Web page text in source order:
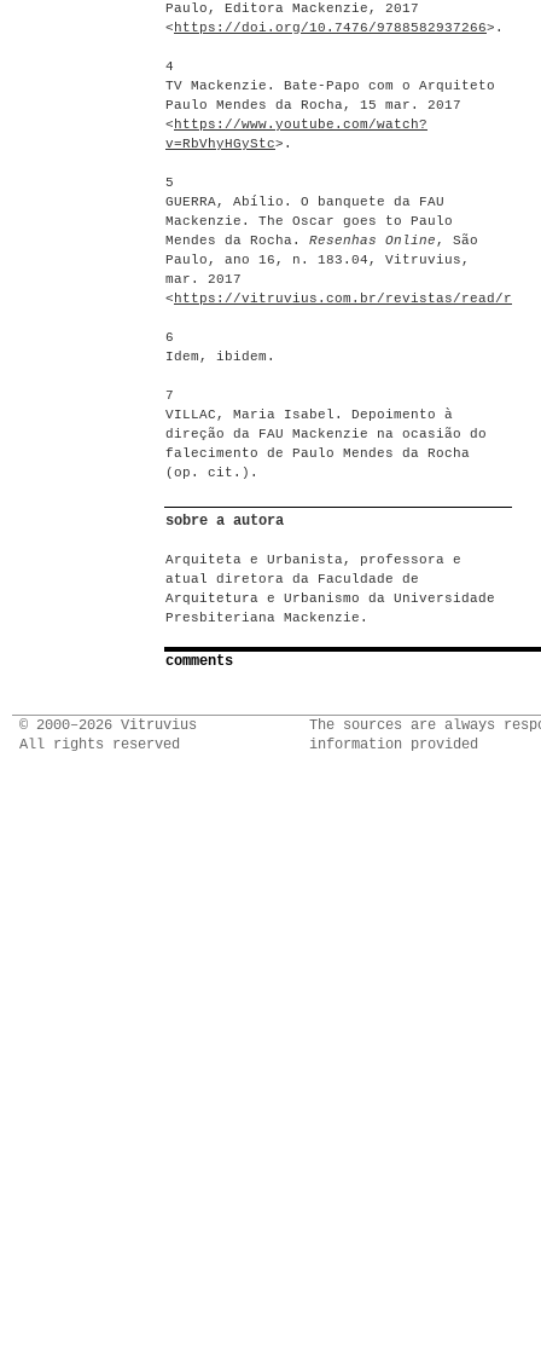
Paulo, Editora Mackenzie, 2017
< https://doi.org/10.7476/9788582937266>.
4
TV Mackenzie. Bate-Papo com o Arquiteto
Paulo Mendes da Rocha, 15 mar. 2017
< https://www.youtube.com/watch?
v=RbVhyHGyStc>.
5
GUERRA, Abílio. O banquete da FAU
Mackenzie. The Oscar goes to Paulo
Mendes da Rocha. Resenhas Online , São
Paulo, ano 16, n. 183.04, Vitruvius,
mar. 2017
< https://vitruvius.com.br/revistas/read/
6
Idem, ibidem.
7
VILLAC, Maria Isabel. Depoimento à
direção da FAU Mackenzie na ocasião do
falecimento de Paulo Mendes da Rocha
(op. cit.).
sobre a autora
Arquiteta e Urbanista, professora e
atual diretora da Faculdade de
Arquitetura e Urbanismo da Universidade
Presbiteriana Mackenzie.
comments
© 2000–2026 Vitruvius
All rights reserved
The sources are always
information provided